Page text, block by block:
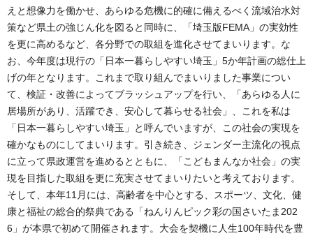
えと想像力を働かせ、あらゆる危機に的確に備えるべく流域治水対
策など県土の強じん化を図ると同時に、「埼玉版FEMA」の実効性
を更に高めるなど、各分野での取組を進化させてまいります。な
お、今年度は現行の「日本一暮らしやすい埼玉」5か年計画の総仕上
げの年となります。これまで取り組んでまいりました事業につい
て、検証・改善によってブラッシュアップを行い、「あらゆる人に
居場所があり、活躍でき、安心して暮らせる社会」、これを私は
「日本一暮らしやすい埼玉」と呼んでいますが、この社会の実現を
確かなものにしてまいります。引き続き、ジェンダー主流化の視点
に立って県政運営を進めるとともに、「こどもまんなか社会」の実
現を目指した取組を更に充実させてまいりたいと考えております。
そして、本年11月には、高齢者を中心とする、スポーツ、文化、健
康と福祉の総合的祭典である「ねんりんピック彩の国さいたま202
6」が本県で初めて開催されます。大会を契機に人生100年時代を豊